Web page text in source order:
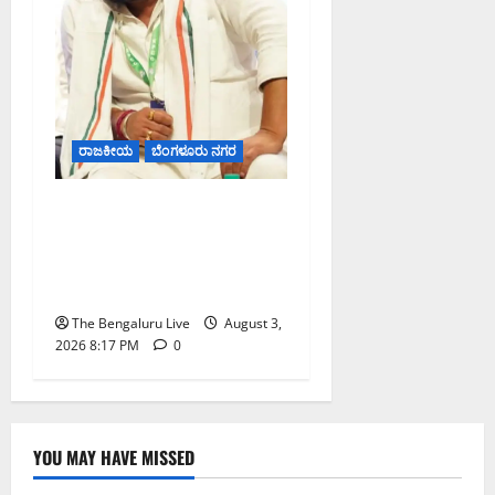
ರಾಜಕೀಯ ಬೆಂಗಳೂರು ನಗರ
The Bengaluru Live
August 3,
2026 8:17 PM
0
YOU MAY HAVE MISSED